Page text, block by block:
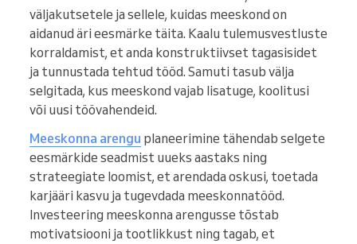
väljakutsetele ja sellele, kuidas meeskond on
aidanud äri eesmärke täita. Kaalu tulemusvestluste
korraldamist, et anda konstruktiivset tagasisidet
ja tunnustada tehtud tööd. Samuti tasub välja
selgitada, kus meeskond vajab lisatuge, koolitusi
või uusi töövahendeid.
Meeskonna arengu planeerimine tähendab selgete
eesmärkide seadmist uueks aastaks ning
strateegiate loomist, et arendada oskusi, toetada
karjääri kasvu ja tugevdada meeskonnatööd.
Investeering meeskonna arengusse tõstab
motivatsiooni ja tootlikkust ning tagab, et